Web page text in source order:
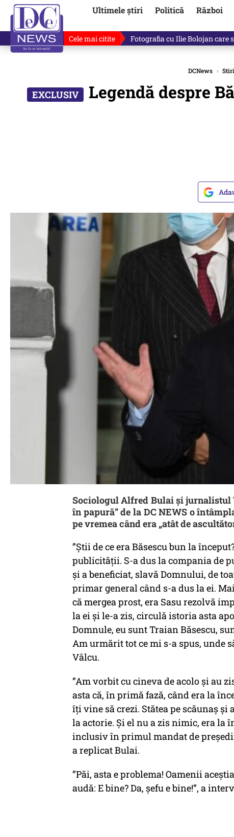
Ultimele știri Politică Război
Cele mai citite Răzvan Dumitrescu îi cere
DCNews › Stiri
Legendă despre
Sociologul Alfred Bulai și jurnalistul
în papură” de la DC NEWS o
pe vremea când era „atât de
”Știi de ce era Băsescu bun la
publicității. S-a dus la compania de
și a beneficiat, slavă Domnului, de
primar general când s-a dus la ei.
că mergea prost, era Sasu rezolvă
la ei și le-a zis, circulă istoria asta
Domnule, eu sunt Traian Băsescu,
Am urmărit tot ce mi s-a spus, unde
Vâlcu.
”Am vorbit cu cineva de acolo și au
asta că, în primă fază, când era la
îți vine să crezi. Stătea pe scăunaș și
la actorie. Și el nu a zis nimic, era la
inclusiv în primul mandat de
a replicat Bulai.
”Păi, asta e problema! Oamenii
audă: E bine? Da, șefu e bine!”, a